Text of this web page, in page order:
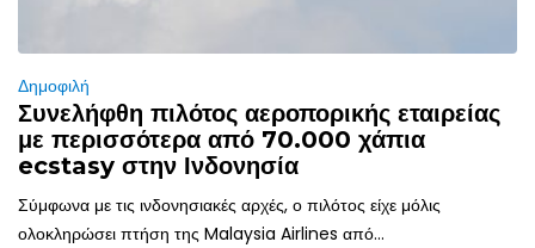
Δημοφιλή
Συνελήφθη πιλότος αεροπορικής εταιρείας
με περισσότερα από 70.000 χάπια
ecstasy στην Ινδονησία
Σύμφωνα με τις ινδονησιακές αρχές, ο πιλότος είχε μόλις
ολοκληρώσει πτήση της Malaysia Airlines από...